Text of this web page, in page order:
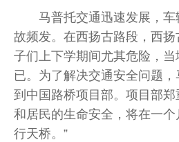
马普托交通迅速发展，车
故频发。在西扬古路段，西
子们上下学期间尤其危险，
已。为了解决交通安全问题
到中国路桥项目部。项目部郑
和居民的生命安全，将在一
行天桥。”